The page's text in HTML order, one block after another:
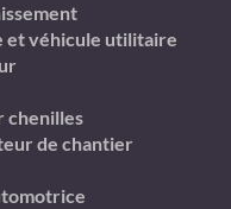
et véhicule utilitaire
chenilles
de chantier